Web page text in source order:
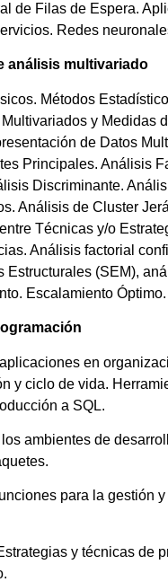
de Filas de Espera.
Redes
análisis multivariado
Métodos
y Medidas
de Datos
Principales. Análisis
Discriminante.
Análisis de Cluster
Técnicas y/o
Análisis factorial
Estructurales (SEM),
Escalamiento
en
y ciclo de vida.
a SQL.
los ambientes de
para la gestión
y técnicas de